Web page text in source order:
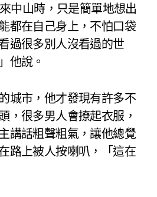
中山時，只是簡單地想出
都在自己身上，不怕口袋
過很多別人沒看過的世
他說。
城市，他才發現有許多不
，很多男人會撩起衣服，
講話粗聲粗氣，讓他總覺
路上被人按喇叭，「這在